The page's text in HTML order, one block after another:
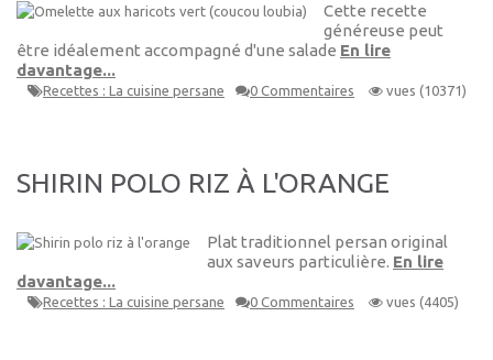
Cette recette
généreuse peut
être idéalement accompagné d'une salade En lire
davantage...
Recettes : La cuisine persane 0 Commentaires vues (10371)
SHIRIN POLO RIZ À L'ORANGE
Plat traditionnel persan original
aux saveurs particulière. En lire
davantage...
Recettes : La cuisine persane 0 Commentaires vues (4405)